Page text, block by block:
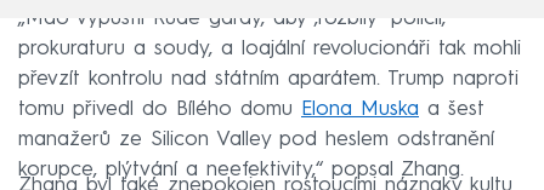
„Mao vypustil Rudé gardy, aby ‚rozbily‘ policii,
prokuraturu a soudy, a loajální revolucionáři tak mohli
převzít kontrolu nad státním aparátem. Trump naproti
tomu přivedl do Bílého domu
Elona Muska a šest
manažerů ze Silicon Valley pod heslem odstranění
korupce, plýtvání a neefektivity,“ popsal Zhang.